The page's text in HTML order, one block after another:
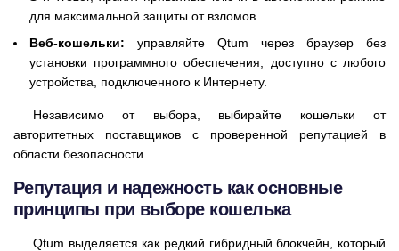
для максимальной защиты от взломов.
Веб-кошельки: управляйте Qtum через браузер без
установки программного обеспечения, доступно с любого
устройства, подключенного к Интернету.
Независимо от выбора, выбирайте кошельки от
авторитетных поставщиков с проверенной репутацией в
области безопасности.
Репутация и надежность как основные
принципы при выборе кошелька
Qtum выделяется как редкий гибридный блокчейн, который